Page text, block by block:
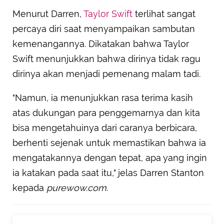
Menurut Darren, Taylor Swift terlihat sangat
percaya diri saat menyampaikan sambutan
kemenangannya. Dikatakan bahwa Taylor
Swift menunjukkan bahwa dirinya tidak ragu
dirinya akan menjadi pemenang malam tadi.
"Namun, ia menunjukkan rasa terima kasih
atas dukungan para penggemarnya dan kita
bisa mengetahuinya dari caranya berbicara,
berhenti sejenak untuk memastikan bahwa ia
mengatakannya dengan tepat, apa yang ingin
ia katakan pada saat itu," jelas Darren Stanton
kepada purewow.com.